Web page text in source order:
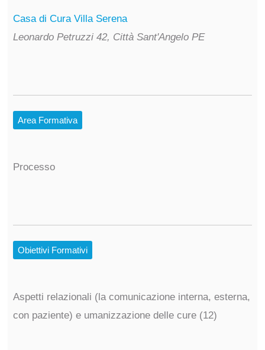
Casa di Cura Villa Serena
Leonardo Petruzzi 42, Città Sant'Angelo PE
Area Formativa
Processo
Obiettivi Formativi
Aspetti relazionali (la comunicazione interna, esterna,
con paziente) e umanizzazione delle cure (12)